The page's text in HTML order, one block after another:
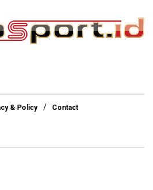
& Policy Contact